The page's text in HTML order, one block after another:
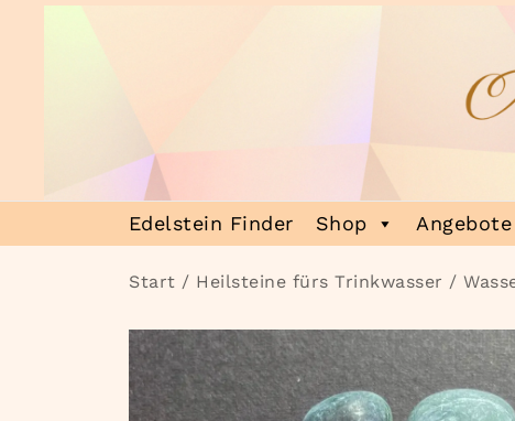
Heilsteinmagie
Lass dich verzaubern
Edelstein Finder Shop
Start / Heilsteine fürs Trinkwasser /